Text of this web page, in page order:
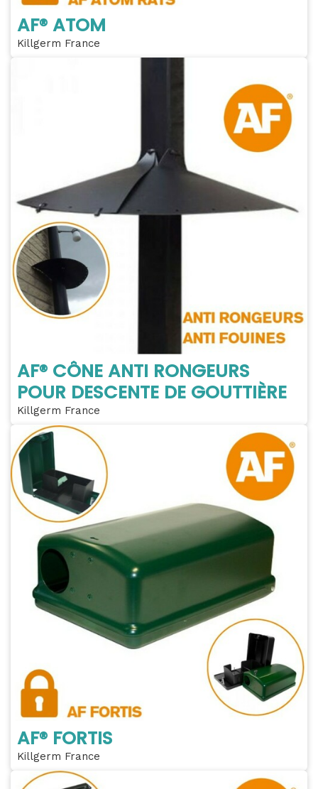
AF® ATOM
Killgerm France
AF® CÔNE ANTI RONGEURS
POUR DESCENTE DE GOUTTIÈRE
Killgerm France
AF® FORTIS
Killgerm France